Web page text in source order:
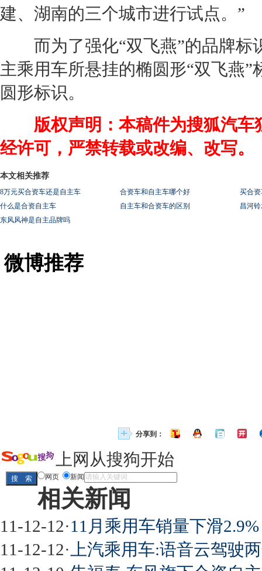
建、湖南的三个城市进行试点。”
而为了强化“双飞燕”的品牌标
主乘用车所悬挂的椭圆形“双飞燕
圆形标识。
版权声明：本稿件为搜狐汽车
经许可，严禁转载或改编、改写。
本文相关推荐
8万元买合资车还是自主车 合资车和自主车哪个好
买合
什么是合资自主车
自主车和合资车的区别
昌河
东风风神是自主品牌吗
微博推荐
分享到：
上网从搜狗开始
网页 新闻
相关新闻
11-12-12·11月乘用车销量下滑
11-12-12· 上汽乘用车:语音云驾驶